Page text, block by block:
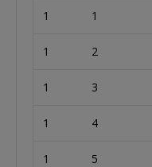
1 1
1 2
1 3
1 4
1 5